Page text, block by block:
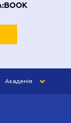
Академія